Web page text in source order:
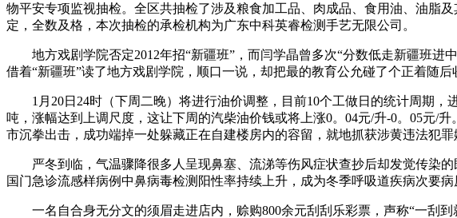
物平安专项监视抽检。全区共抽检了涉及粮食加工品、肉成品、食用油、油脂
定，全数及格，本次抽检的承检机构为广东中科英睿检测手艺无限公司。
地方戏剧学院否定2012年招“新疆班”，而闫学晶曾多次“分数低走新疆班进
借着“新疆班”读了地方戏剧学院，顺口一说，却把最的教育公允碰了个正着随后
1月20日24时（下周二晚）将进行油价调整，目前10个工做日的统计周期，
吨，涨幅达到上调尺度，这让下周的汽柴油价钱或将上涨0。04元/升-0。05元/
市沉拳出击，成功端掉一处躲藏正在自建楼房内的容留，就地抓获涉黄违法犯
严冬到临，气温骤降很多人呈现鼻塞、流涕等伤风症状查抄后却发觉传染的
国门急诊流感样病例中鼻病毒检测阳性率持续上升，成为冬季呼吸道疾病次要病
一名自合身无分文的须眉走进店内，赊购800余元刮刮乐彩票，声称“一刮到